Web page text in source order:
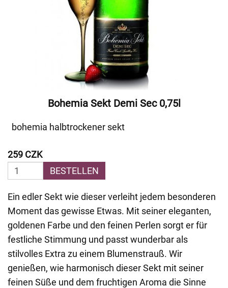
Bohemia Sekt Demi Sec 0,75l
bohemia halbtrockener sekt
259 CZK
BESTELLEN
Ein edler Sekt wie dieser verleiht jedem besonderen
Moment das gewisse Etwas. Mit seiner eleganten,
goldenen Farbe und den feinen Perlen sorgt er für
festliche Stimmung und passt wunderbar als
stilvolles Extra zu einem Blumenstrauß. Wir
genießen, wie harmonisch dieser Sekt mit seiner
feinen Süße und dem fruchtigen Aroma die Sinne